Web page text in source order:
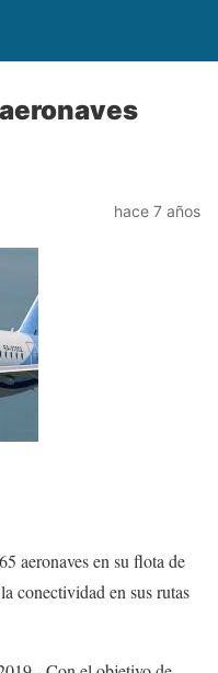
hace 7 años
aeronaves en su flota de
conectividad en sus rutas